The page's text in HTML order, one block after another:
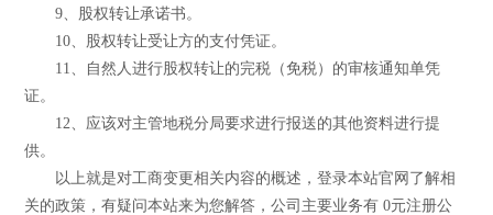
9、股权转让承诺书。
10、股权转让受让方的支付凭证。
11、自然人进行股权转让的完税（免税）的审核通知单凭
证。
12、应该对主管地税分局要求进行报送的其他资料进行提
供。
以上就是对工商变更相关内容的概述，登录本站官网了解相
关的政策，有疑问本站来为您解答，公司主要业务有 0元注册公